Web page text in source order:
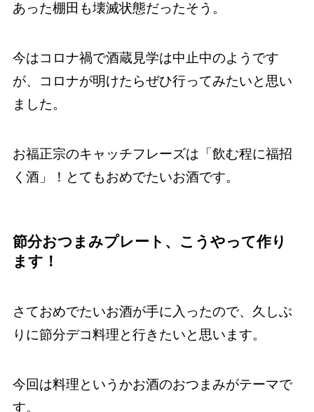
あった棚田も壊滅状態だったそう。
今はコロナ禍で酒蔵見学は中止中のようです
が、コロナが明けたらぜひ行ってみたいと思い
ました。
お福正宗のキャッチフレーズは「飲む程に福招
く酒」！とてもおめでたいお酒です。
節分おつまみプレート、こうやって作り
ます！
さておめでたいお酒が手に入ったので、久しぶ
りに節分デコ料理と行きたいと思います。
今回は料理というかお酒のおつまみがテーマで
す。